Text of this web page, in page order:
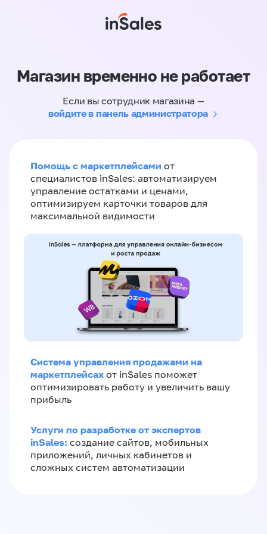
Магазин временно не работает
Если вы сотрудник магазина —
войдите в панель администратора
Помощь с маркетплейсами от
специалистов inSales: автоматизируем
управление остатками и ценами,
оптимизируем карточки товаров для
максимальной видимости
Система управления продажами на
маркетплейсах от inSales поможет
оптимизировать работу и увеличить вашу
прибыль
Услуги по разработке от экспертов
inSales: создание сайтов, мобильных
приложений, личных кабинетов и
сложных систем автоматизации